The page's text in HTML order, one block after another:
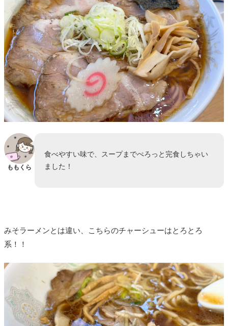
ももくら
食べやすい味で、スープまでぺろっと完食しちゃい
ました！
みそラーメンとは違い、こちらのチャーシューはとろとろ
系！！